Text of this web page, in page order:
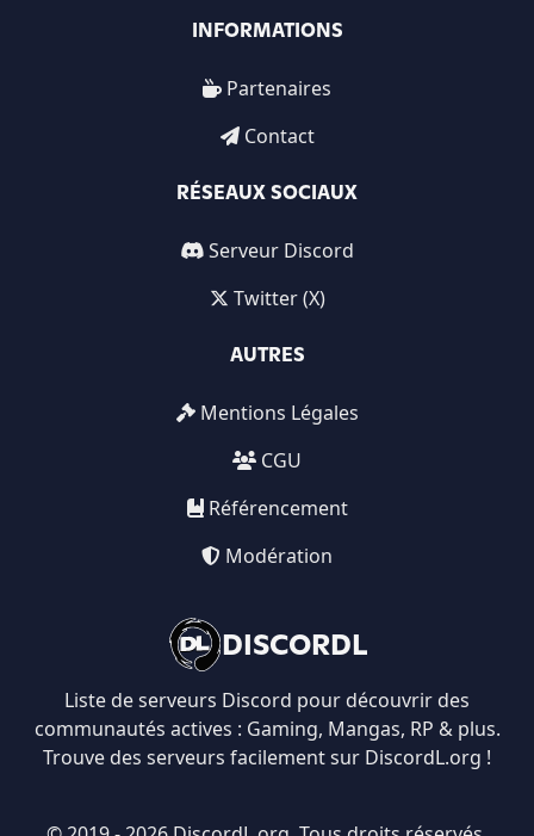
DISCORDL
Liste de serveurs Discord pour découvrir des
communautés actives : Gaming, Mangas, RP & plus.
Trouve des serveurs facilement sur DiscordL.org !
INFORMATIONS
Partenaires
Contact
RÉSEAUX SOCIAUX
Serveur Discord
Twitter (X)
AUTRES
Mentions Légales
CGU
Référencement
Modération